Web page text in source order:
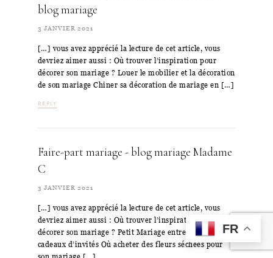
blog mariage
3 JANVIER 2021
[…] vous avez apprécié la lecture de cet article, vous
devriez aimer aussi : Où trouver l’inspiration pour
décorer son mariage ? Louer le mobilier et la décoration
de son mariage Chiner sa décoration de mariage en […]
REPLY
Faire-part mariage - blog mariage Madame
C
3 JANVIER 2021
[…] vous avez apprécié la lecture de cet article, vous
devriez aimer aussi : Où trouver l’inspiration pour
décorer son mariage ? Petit Mariage entre amis –
cadeaux d’invités Où acheter des fleurs séchées pour
FR